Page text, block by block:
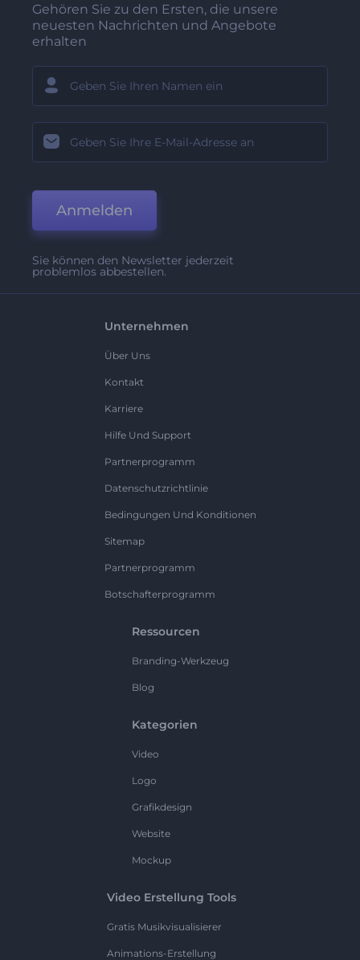
Gehören Sie zu den Ersten, die unsere
neuesten Nachrichten und Angebote
erhalten
Anmelden
Sie können den Newsletter jederzeit
problemlos abbestellen.
Unternehmen
Über Uns
Kontakt
Karriere
Hilfe Und Support
Partnerprogramm
Datenschutzrichtlinie
Bedingungen Und Konditionen
Sitemap
Partnerprogramm
Botschafterprogramm
Ressourcen
Branding-Werkzeug
Blog
Kategorien
Video
Logo
Grafikdesign
Website
Mockup
Video Erstellung Tools
Gratis Musikvisualisierer
Animations-Erstellung